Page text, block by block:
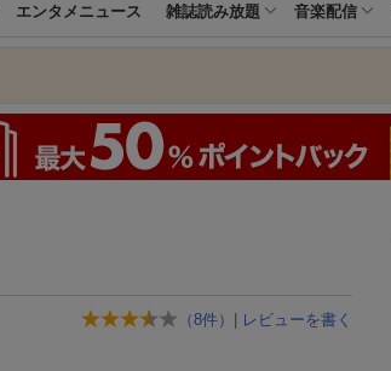
エンタメニュース 雑誌読み放題 音楽配信
（8件） | レビューを書く